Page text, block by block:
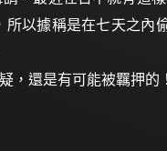
以據稱是在七天之內
還是有可能被羈押的！